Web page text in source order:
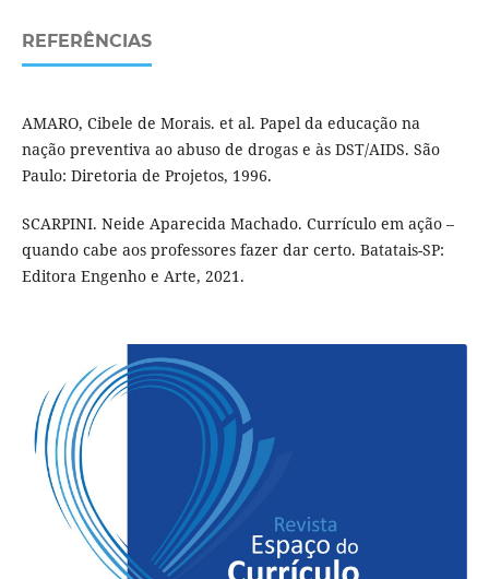
REFERÊNCIAS
AMARO, Cibele de Morais. et al. Papel da educação na
nação preventiva ao abuso de drogas e às DST/AIDS. São
Paulo: Diretoria de Projetos, 1996.
SCARPINI. Neide Aparecida Machado. Currículo em ação –
quando cabe aos professores fazer dar certo. Batatais-SP:
Editora Engenho e Arte, 2021.